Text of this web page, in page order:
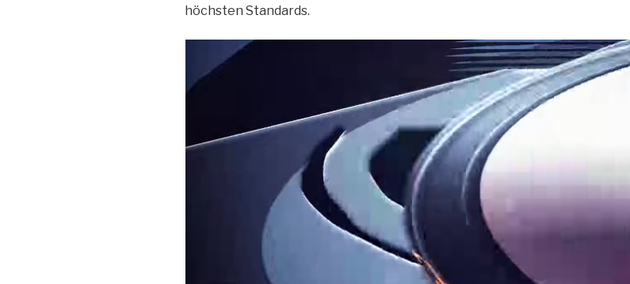
höchsten Standards.